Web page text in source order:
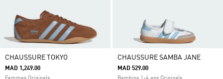
CHAUSSURE TOKYO
MAD 1,249.00
CHAUSSURE SAMBA JANE
MAD 529.00